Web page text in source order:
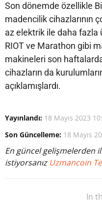
Son dönemde özellikle
madencilik cihazlarının
az elektrik ile daha fazla
RIOT ve Marathon gibi
makineleri son
cihazların da
açıklamışlardı.
Yayınlandı: 18 Mayıs 2023
Son Güncelleme: 18 Mayıs
En güncel gelişmelerden
istiyorsanız Uzmancoin
In